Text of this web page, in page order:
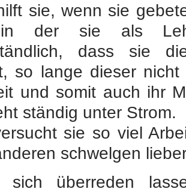
sie, wenn sie
in der sie als
dass sie
so lange dieser
und somit auch ihr
ständig unter Strom.
sie so viel
schwelgen
sich überreden